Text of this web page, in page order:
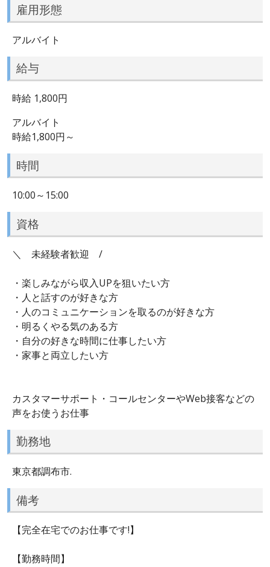
雇用形態
アルバイト
給与
時給 1,800円
アルバイト
時給1,800円～
時間
10:00～15:00
資格
＼ 未経験者歓迎 /
・楽しみながら収入UPを狙いたい方
・人と話すのが好きな方
・人のコミュニケーションを取るのが好きな方
・明るくやる気のある方
・自分の好きな時間に仕事したい方
・家事と両立したい方
カスタマーサポート・コールセンターやWeb接客などの
声をお使うお仕事
勤務地
東京都調布市.
備考
【完全在宅でのお仕事です!】
【勤務時間】